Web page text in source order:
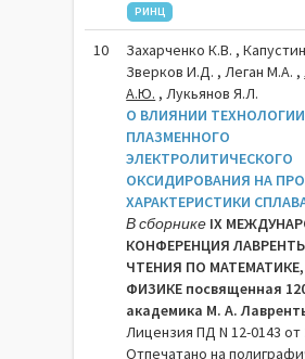
РИНЦ
10
Захарченко К.В. ,
Зверков И.Д. , Леган М.А. ,
А.Ю. , Лукьянов Я.Л.
О ВЛИЯНИИ ТЕХНОЛОГИИ
ПЛАЗМЕННОГО
ЭЛЕКТРОЛИТИЧЕСКОГО
ОКСИДИРОВАНИЯ НА
ХАРАКТЕРИСТИКИ
В сборнике IX
КОНФЕРЕНЦИЯ
ЧТЕНИЯ ПО
ФИЗИКЕ посвященная
академика М. А.
Лицензия ПД N 12-0143 от
Отпечатано на